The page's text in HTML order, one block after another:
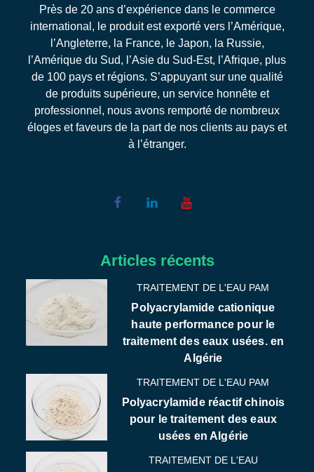
Près de 20 ans d’expérience dans le commerce
international, le produit est exporté vers l’Amérique,
l’Angleterre, la France, le Japon, la Russie,
l’Amérique du Sud, l’Asie du Sud-Est, l’Afrique, plus
de 100 pays et régions. S’appuyant sur une qualité
de produits supérieure, un service honnête et
professionnel, nous avons remporté de nombreux
éloges et faveurs de la part de nos clients au pays et
à l’étranger.
Articles récents
TRAITEMENT DE L'EAU PAM
Polyacrylamide cationique
haute performance pour le
traitement des eaux usées. en
Algérie
TRAITEMENT DE L'EAU PAM
Polyacrylamide réactif chinois
pour le traitement des eaux
usées en Algérie
TRAITEMENT DE L'EAU